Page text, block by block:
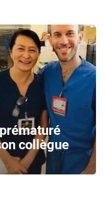
collègue